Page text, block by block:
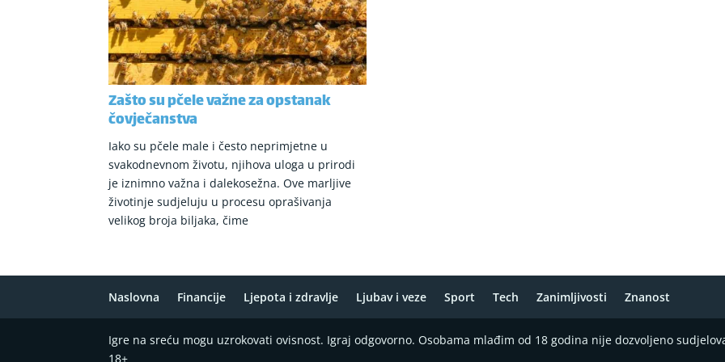
Zašto su pčele važne za opstanak
čovječanstva
Iako su pčele male i često neprimjetne u
svakodnevnom životu, njihova uloga u prirodi
je iznimno važna i dalekosežna. Ove marljive
životinje sudjeluju u procesu oprašivanja
velikog broja biljaka, čime
Naslovna Financije Ljepota i zdravlje Ljubav i veze Sport Tech Zanimljivosti Znanost
Igre na sreću mogu uzrokovati ovisnost. Igraj odgovorno. Osobama mlađim od 18 godina nije dozvoljeno
18+